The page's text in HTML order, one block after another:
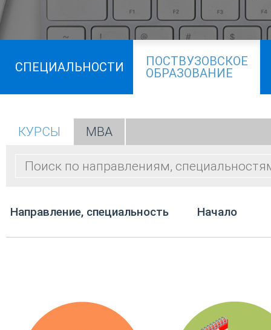
СПЕЦИАЛЬНОСТИ
ПОСТВУЗОВСКОЕ
ОБРАЗОВАНИЕ
КУРСЫ МВА
Направление, специальность Начало